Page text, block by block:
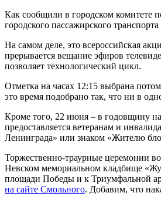
Как сообщили в городском комитете
городского пассажирского
На самом деле, это всероссийская
прерывается вещание эфиров
позволяет технологический цикл.
Отметка на часах 12:15 выбрана
это время подобрано так, что ни в
Кроме того, 22 июня – в годовщину
предоставляется ветеранам и
Ленинграда» или знаком «Жителю
Торжественно-траурные церемонии
Невском мемориальном кладбище
площади Победы и к Триумфальной
на сайте Смольного. Добавим, что